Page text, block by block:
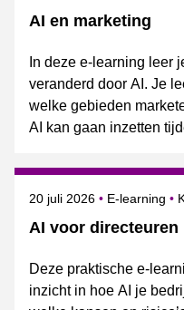
AI en marketing
In deze e-learning leer
veranderd door AI. Je
welke gebieden
AI kan gaan inzetten
AI voor directeuren
Gepubliceerd op
20 juli 2026 E-learning
Deze praktische e-
inzicht in hoe AI je